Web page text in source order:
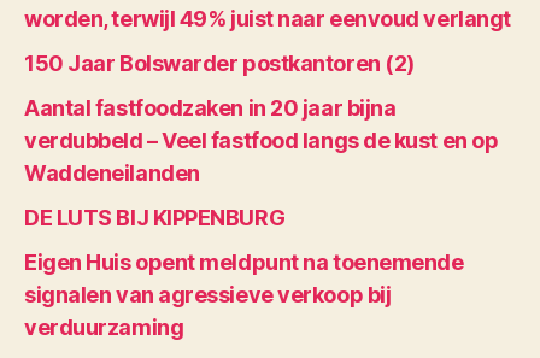
worden, terwijl 49% juist naar eenvoud verlangt
150 Jaar Bolswarder postkantoren (2)
Aantal fastfoodzaken in 20 jaar bijna
verdubbeld – Veel fastfood langs de kust en op
Waddeneilanden
DE LUTS BIJ KIPPENBURG
Eigen Huis opent meldpunt na toenemende
signalen van agressieve verkoop bij
verduurzaming